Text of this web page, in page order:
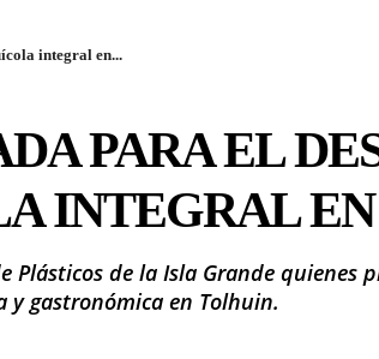
integral en...
PARA EL
INTEGRAL
Plásticos de la Isla Grande quienes
gastronómica en Tolhuin.